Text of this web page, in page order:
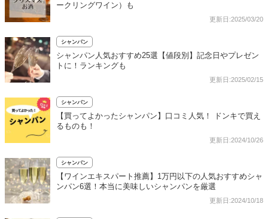
ークリングワイン）も
更新日:2025/03/20
シャンパン
シャンパン人気おすすめ25選【値段別】記念日やプレゼン
トに！ランキングも
更新日:2025/02/15
シャンパン
【買ってよかったシャンパン】口コミ人気！ ドンキで買え
るものも！
更新日:2024/10/26
シャンパン
【ワインエキスパート推薦】1万円以下の人気おすすめシャ
ンパン6選！本当に美味しいシャンパンを厳選
更新日:2024/10/18